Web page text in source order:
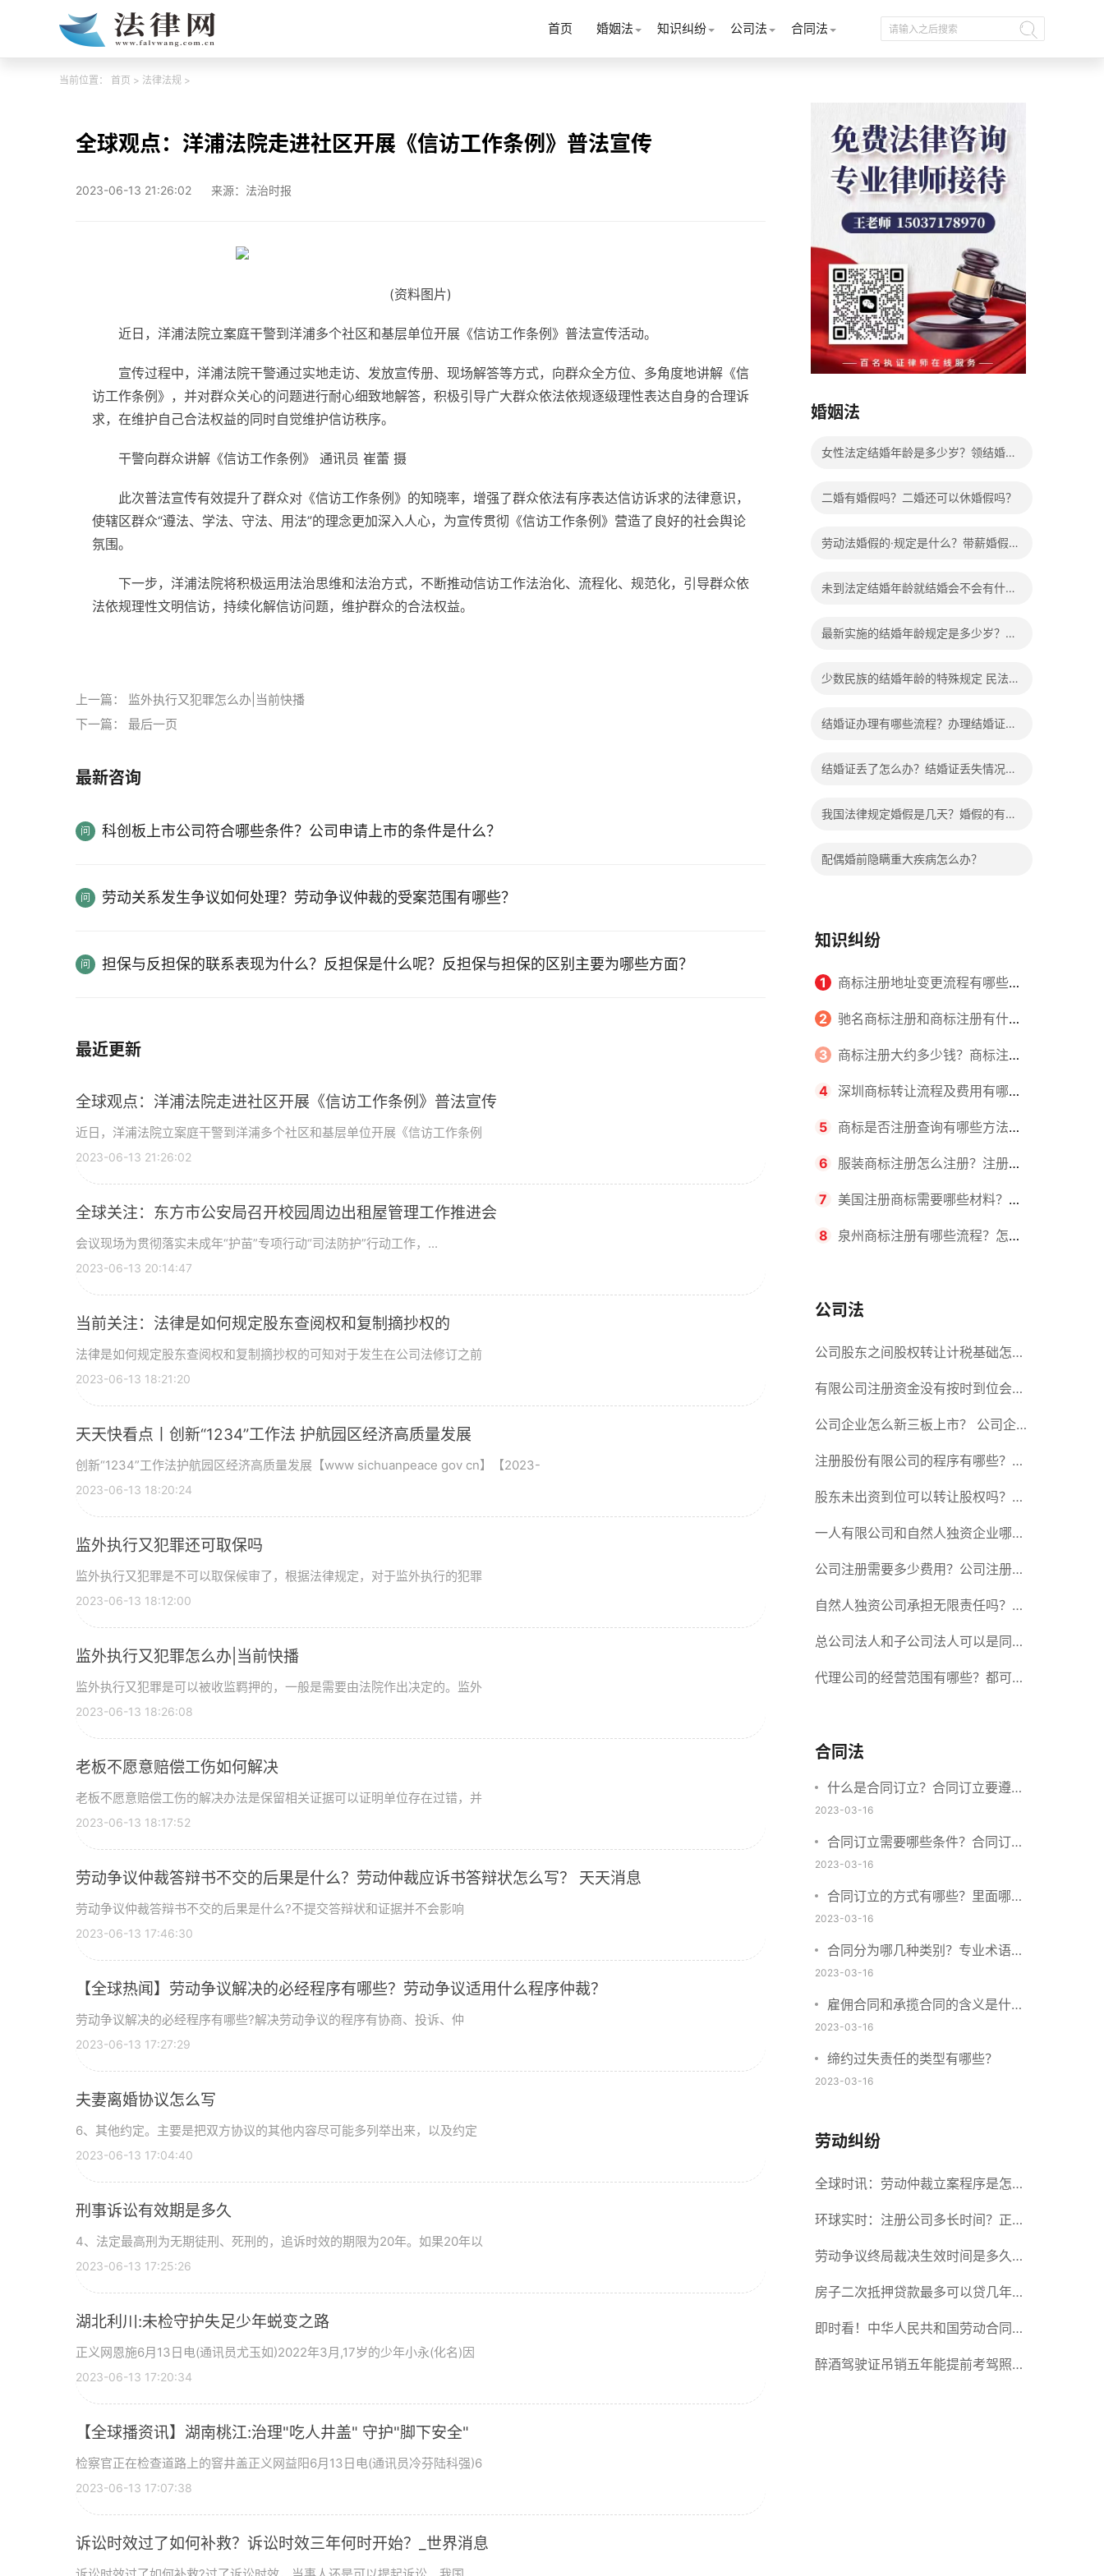
首页 婚姻法 知识纠纷 公司法 合同法
当前位置： 首页 > 法律法规 >
全球观点：洋浦法院走进社区开展《信访工作条例》普法宣传
2023-06-13 21:26:02 来源：法治时报
(资料图片)
近日，洋浦法院立案庭干警到洋浦多个社区和基层单位开展《信访工作条例》普法宣传活动。
宣传过程中，洋浦法院干警通过实地走访、发放宣传册、现场解答等方式，向群众全方位、多角度地讲解《信
访工作条例》，并对群众关心的问题进行耐心细致地解答，积极引导广大群众依法依规逐级理性表达自身的合理诉
求，在维护自己合法权益的同时自觉维护信访秩序。
干警向群众讲解《信访工作条例》 通讯员 崔蕾 摄
此次普法宣传有效提升了群众对《信访工作条例》的知晓率，增强了群众依法有序表达信访诉求的法律意识，
使辖区群众“遵法、学法、守法、用法”的理念更加深入人心，为宣传贯彻《信访工作条例》营造了良好的社会舆论
氛围。
下一步，洋浦法院将积极运用法治思维和法治方式，不断推动信访工作法治化、流程化、规范化，引导群众依
法依规理性文明信访，持续化解信访问题，维护群众的合法权益。
上一篇：
监外执行又犯罪怎么办|当前快播
下一篇： 最后一页
最新咨询
科创板上市公司符合哪些条件？公司申请上市的条件是什么？
劳动关系发生争议如何处理？劳动争议仲裁的受案范围有哪些？
担保与反担保的联系表现为什么？反担保是什么呢？反担保与担保的区别主要为哪些方面？
最近更新
全球观点：洋浦法院走进社区开展《信访工作条例》普法宣传
近日，洋浦法院立案庭干警到洋浦多个社区和基层单位开展《信访工作条例
2023-06-13 21:26:02
全球关注：东方市公安局召开校园周边出租屋管理工作推进会
会议现场为贯彻落实未成年“护苗”专项行动“司法防护”行动工作，...
2023-06-13 20:14:47
当前关注：法律是如何规定股东查阅权和复制摘抄权的
法律是如何规定股东查阅权和复制摘抄权的可知对于发生在公司法修订之前
2023-06-13 18:21:20
天天快看点丨创新“1234”工作法 护航园区经济高质量发展
创新“1234”工作法护航园区经济高质量发展【www sichuanpeace gov cn】【2023-
2023-06-13 18:20:24
监外执行又犯罪还可取保吗
监外执行又犯罪是不可以取保候审了，根据法律规定，对于监外执行的犯罪
2023-06-13 18:12:00
监外执行又犯罪怎么办|当前快播
监外执行又犯罪是可以被收监羁押的，一般是需要由法院作出决定的。监外
2023-06-13 18:26:08
老板不愿意赔偿工伤如何解决
老板不愿意赔偿工伤的解决办法是保留相关证据可以证明单位存在过错，并
2023-06-13 18:17:52
劳动争议仲裁答辩书不交的后果是什么？劳动仲裁应诉书答辩状怎么写？ 天天消息
劳动争议仲裁答辩书不交的后果是什么?不提交答辩状和证据并不会影响
2023-06-13 17:46:30
【全球热闻】劳动争议解决的必经程序有哪些？劳动争议适用什么程序仲裁？
劳动争议解决的必经程序有哪些?解决劳动争议的程序有协商、投诉、仲
2023-06-13 17:27:29
夫妻离婚协议怎么写
6、其他约定。主要是把双方协议的其他内容尽可能多列举出来，以及约定
2023-06-13 17:04:40
刑事诉讼有效期是多久
4、法定最高刑为无期徒刑、死刑的，追诉时效的期限为20年。如果20年以
2023-06-13 17:25:26
湖北利川:未检守护失足少年蜕变之路
正义网恩施6月13日电(通讯员尤玉如)2022年3月,17岁的少年小永(化名)因
2023-06-13 17:20:34
【全球播资讯】湖南桃江:治理"吃人井盖" 守护"脚下安全"
检察官正在检查道路上的窨井盖正义网益阳6月13日电(通讯员冷芬陆科强)6
2023-06-13 17:07:38
诉讼时效过了如何补救？诉讼时效三年何时开始？_世界消息
婚姻法
女性法定结婚年龄是多少岁？领结婚证
二婚有婚假吗？二婚还可以休婚假吗？
劳动法婚假的·规定是什么？带薪婚假工
未到法定结婚年龄就结婚会不会有什么
最新实施的结婚年龄规定是多少岁？法
少数民族的结婚年龄的特殊规定 民法典
结婚证办理有哪些流程？办理结婚证有
结婚证丢了怎么办？结婚证丢失情况有
我国法律规定婚假是几天？婚假的有关
配偶婚前隐瞒重大疾病怎么办？
知识纠纷
1 商标注册地址变更流程有哪些？
怎么提交申请书件？
2 驰名商标注册和商标注册有什么
区别？
3 商标注册大约多少钱？商标注册
查询的方式有哪些？
4 深圳商标转让流程及费用有哪些
要求？商标转让所需时间是多久？
5 商标是否注册查询有哪些方法？
有哪些步骤？
6 服装商标注册怎么注册？注册商
标流程有哪些？
7 美国注册商标需要哪些材料？美
国商标办理流程有哪些？
8 泉州商标注册有哪些流程？怎么
公司法
公司股东之间股权转让计税基础怎么
确认？公司股东之间的股权转让要符
合什么要件？
有限公司注册资金没有按时到位会怎
么样？股份有限公司设立的注册条件
公司企业怎么新三板上市？ 公司企
业新三板上市的流程
注册股份有限公司的程序有哪些？注
册股份有限公司需要提交哪些材料？
股东未出资到位可以转让股权吗？股
东未出资到位能否分红？
一人有限公司和自然人独资企业哪个
好？一人公司设立条件有哪些？
公司注册需要多少费用？公司注册需
要准备什么材料？
自然人独资公司承担无限责任吗？有
限责任公司与有限责任公司的区别
总公司法人和子公司法人可以是同一
个人吗？总公司更名分公司需要更改
代理公司的经营范围有哪些？都可以
合同法
什么是合同订立？合同订立要遵守
什么原则？订立方式有哪些？
2023-03-16
合同订立需要哪些条件？合同订立
与合同成立有什么不同？
2023-03-16
合同订立的方式有哪些？里面哪些
内容、细节条款需要载明？
2023-03-16
合同分为哪几种类别？专业术语分
别是什么？
2023-03-16
雇佣合同和承揽合同的含义是什
么？怎么区分雇佣合同和承揽合
同？
2023-03-16
缔约过失责任的类型有哪些？
2023-03-16
劳动纠纷
全球时讯：劳动仲裁立案程序是怎么
规定的？劳动仲裁开庭后多久才出结
果？
环球实时：注册公司多长时间？正常
注册公司所需要的时间是多少？
劳动争议终局裁决生效时间是多久？
劳动争议终局裁决可以起诉吗？_天
天通讯
房子二次抵押贷款最多可以贷几年？
房子二次抵押后可以卖掉吗？-每日
速读
即时看！中华人民共和国劳动合同法
第三十六条是什么内容？解除劳动合
醉酒驾驶证吊销五年能提前考驾照吗